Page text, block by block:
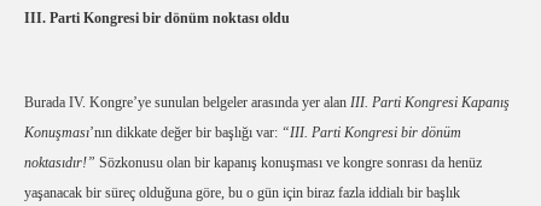
III. Parti Kongresi bir dönüm noktası oldu
Burada IV. Kongre’ye sunulan belgeler arasında yer alan III. Parti Kongresi Kapanış
Konuşması’nın dikkate değer bir başlığı var: “III. Parti Kongresi bir dönüm
noktasıdır!” Sözkonusu olan bir kapanış konuşması ve kongre sonrası da henüz
yaşanacak bir süreç olduğuna göre, bu o gün için biraz fazla iddialı bir başlık